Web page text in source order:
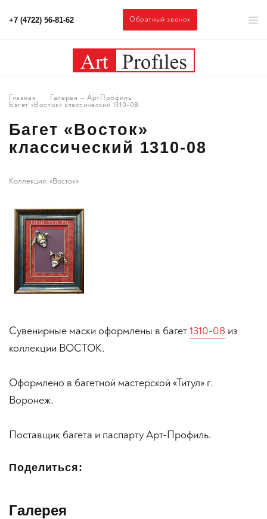
+7 (4722) 56-81-62 Обратный звонок
Главная
Галерея — АртПрофиль
Багет «Восток» классический 1310-08
Багет «Восток»
классический 1310-08
Коллекция: «Восток»
Сувенирные маски оформлены в багет1310-08 из
коллекции ВОСТОК.
Оформлено в багетной мастерской «Титул» г.
Воронеж.
Поставщик багета и паспарту Арт-Профиль.
Поделиться:
Галерея